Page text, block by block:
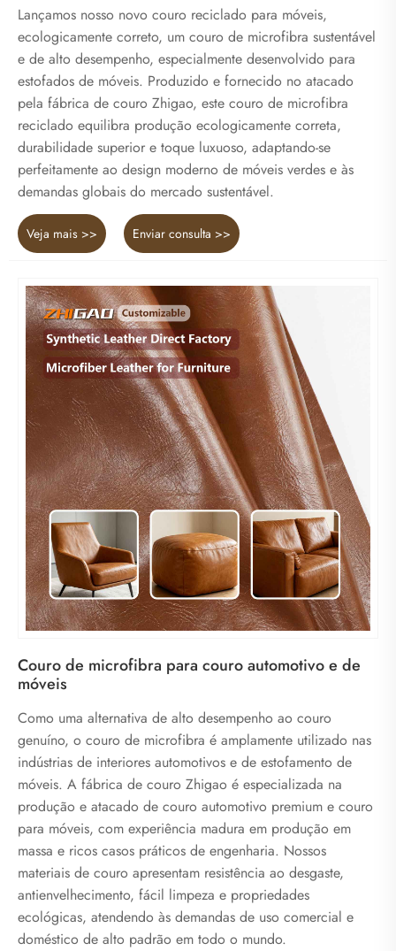
Lançamos nosso novo couro reciclado para móveis,
ecologicamente correto, um couro de microfibra sustentável
e de alto desempenho, especialmente desenvolvido para
estofados de móveis. Produzido e fornecido no atacado
pela fábrica de couro Zhigao, este couro de microfibra
reciclado equilibra produção ecologicamente correta,
durabilidade superior e toque luxuoso, adaptando-se
perfeitamente ao design moderno de móveis verdes e às
demandas globais do mercado sustentável.
Veja mais >> Enviar consulta >>
Couro de microfibra para couro automotivo e de
móveis
Como uma alternativa de alto desempenho ao couro
genuíno, o couro de microfibra é amplamente utilizado nas
indústrias de interiores automotivos e de estofamento de
móveis. A fábrica de couro Zhigao é especializada na
produção e atacado de couro automotivo premium e couro
para móveis, com experiência madura em produção em
massa e ricos casos práticos de engenharia. Nossos
materiais de couro apresentam resistência ao desgaste,
antienvelhecimento, fácil limpeza e propriedades
ecológicas, atendendo às demandas de uso comercial e
doméstico de alto padrão em todo o mundo.